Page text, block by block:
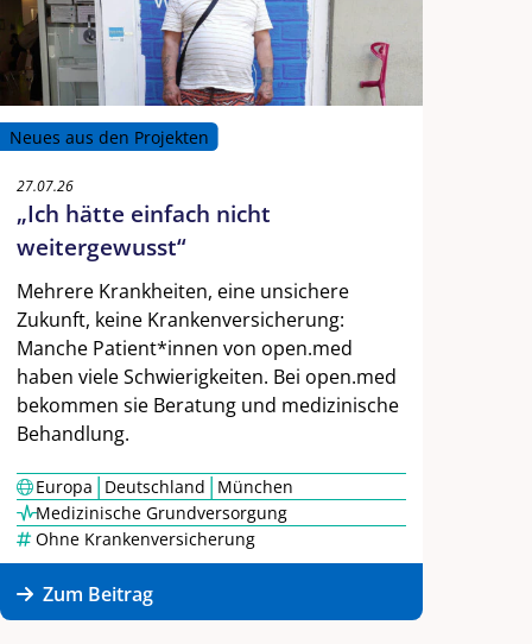
Neues aus den Projekten
27.07.26
„Ich hätte einfach nicht
weitergewusst“
Mehrere Krankheiten, eine unsichere
Zukunft, keine Krankenversicherung:
Manche Patient*innen von open.med
haben viele Schwierigkeiten. Bei open.med
bekommen sie Beratung und medizinische
Behandlung.
Europa|Deutschland|München
Medizinische Grundversorgung
Ohne Krankenversicherung
Zum Beitrag